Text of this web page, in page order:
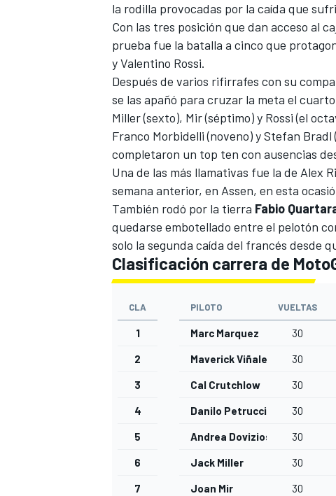
la rodilla provocadas por la caída que
Con las tres posición que dan acceso al
prueba fue la batalla a cinco que
y Valentino Rossi.
Después de varios rifirrafes con su
se las apañó para cruzar la meta el
Miller (sexto), Mir (séptimo) y Rossi (el
Franco Morbidelli (noveno) y Stefan
completaron un top ten con ausencias
Una de las más llamativas fue la de Alex
semana anterior, en Assen, en esta
También rodó por la tierra Fabio
quedarse embotellado entre el pelotón
solo la segunda caída del francés desde
Clasificación carrera de
CLA PILOTO VUELTAS
1 Marc Marquez 30
2 Maverick Viñales 30
3 Cal Crutchlow 30
4 Danilo Petrucci 30
5 Andrea Dovizioso 30
6 Jack Miller 30
7 Joan Mir 30